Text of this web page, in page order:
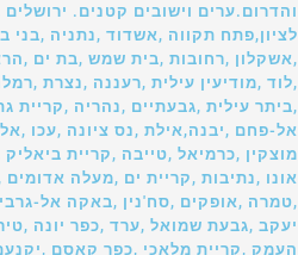
והדרום.ערים וישובים קטנים.
לציון,פתח תקווה ,אשדוד ,נתניה ,בני
,אשקלון ,רחובות ,בית שמש ,בת ים
,לוד ,מודיעין עילית ,רעננה ,נצרת
,ביתר עילית ,גבעתיים ,נהריה ,קריית
אל-פחם ,יבנה,אילת ,נס ציונה ,עכו
מוצקין ,כרמיאל ,טייבה ,קריית
אונו ,נתיבות ,קריית ים ,מעלה
,טמרה ,אופקים ,סח'נין ,באקה אל-
יעקב ,גבעת שמואל ,ערד ,כפר יונה
העמק ,קריית מלאכי ,כפר קאסם